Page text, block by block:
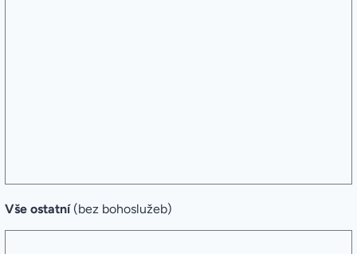
Vše ostatní (bez bohoslužeb)